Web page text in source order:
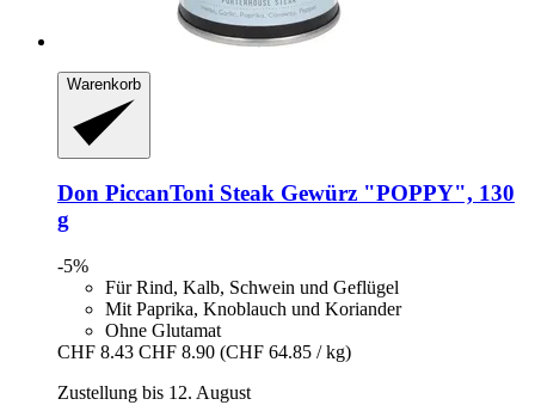
Warenkorb
Don PiccanToni Steak Gewürz "POPPY", 130
g
-5%
Für Rind, Kalb, Schwein und Geflügel
Mit Paprika, Knoblauch und Koriander
Ohne Glutamat
CHF 8.43 CHF 8.90 (CHF 64.85 / kg)
Zustellung bis 12. August